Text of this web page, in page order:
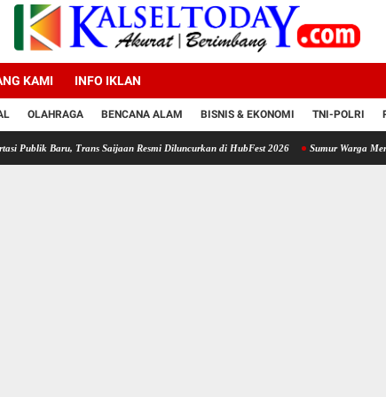
KAMI INFO IKLAN
OLAHRAGA BENCANA ALAM BISNIS & EKONOMI TNI-POLRI
Trans Saijaan Resmi Diluncurkan di HubFest 2026 Sumur Warga Mengering,